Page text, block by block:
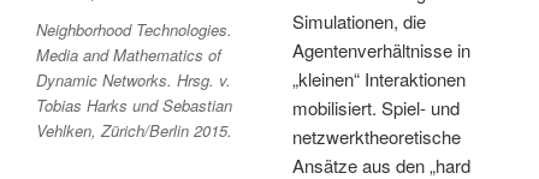
Neighborhood Technologies.
Media and Mathematics of
Dynamic Networks. Hrsg. v.
Tobias Harks und Sebastian
Vehlken, Zürich/Berlin 2015.
Simulationen, die
Agentenverhältnisse in
„kleinen“ Interaktionen
mobilisiert. Spiel- und
netzwerktheoretische
Ansätze aus den „hard